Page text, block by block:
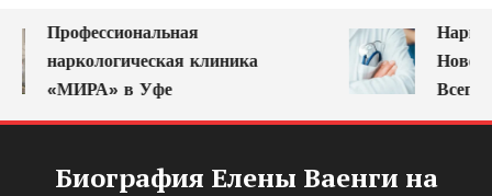
Профессиональная
наркологическая клиника
«МИРА» в Уфе
Всегда
Биография Елены Ваенги на